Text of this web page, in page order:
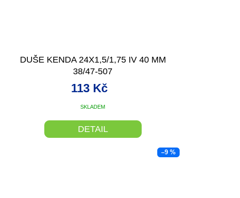
DUŠE KENDA 24X1,5/1,75 IV 40 MM
38/47-507
SKLADEM
113 Kč
DETAIL
–9 %